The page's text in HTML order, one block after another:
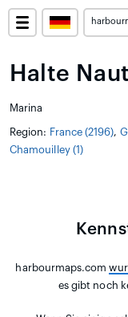
Halte
Marina
Region: France (2196),
Chamouilley (1)
harbourmaps.com
es gibt noch